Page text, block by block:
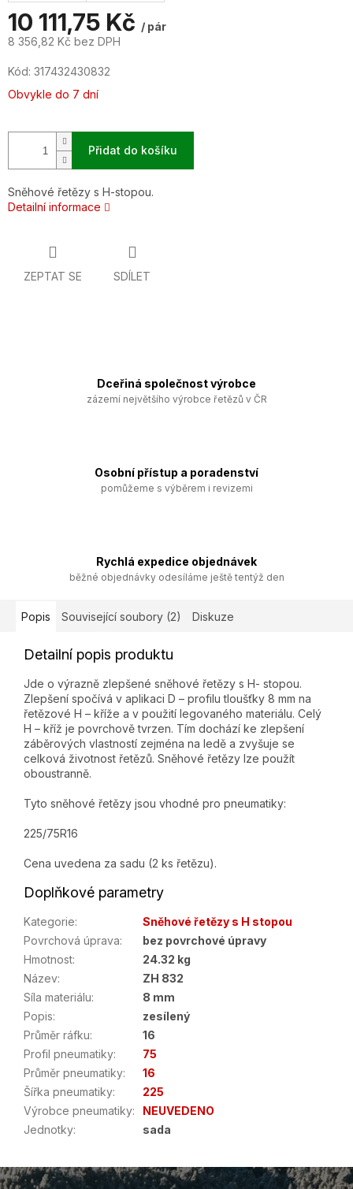
10 111,75 Kč / pár
8 356,82 Kč bez DPH
cena:
Kód: 317432430832
Obvykle do 7 dní
Přidat do košíku
Sněhové řetězy s H-stopou.
Detailní informace
ZEPTAT SE SDÍLET
Dceřiná společnost výrobce
zázemí největšího výrobce řetězů v ČR
Osobní přístup a poradenství
pomůžeme s výběrem i revizemi
Rychlá expedice objednávek
běžné objednávky odesíláme ještě tentýž den
Popis Související soubory (2) Diskuze
Detailní popis produktu
Jde o výrazně zlepšené sněhové řetězy s H- stopou.
Zlepšení spočívá v aplikaci D – profilu tloušťky 8 mm na
řetězové H – kříže a v použití legovaného materiálu. Celý
H – kříž je povrchově tvrzen. Tím dochází ke zlepšení
záběrových vlastností zejména na ledě a zvyšuje se
celková životnost řetězů. Sněhové řetězy lze použít
oboustranně.
Tyto sněhové řetězy jsou vhodné pro pneumatiky:
225/75R16
Cena uvedena za sadu (2 ks řetězu).
Doplňkové parametry
Kategorie:
Sněhové řetězy s H stopou
Povrchová úprava:
bez povrchové úpravy
Hmotnost:
24.32 kg
Název:
ZH 832
Síla materiálu:
8 mm
Popis:
zesílený
Průměr ráfku:
16
Profil pneumatiky:
75
Průměr pneumatiky:
16
Šířka pneumatiky:
225
Výrobce pneumatiky:
NEUVEDENO
Jednotky: sada
Z